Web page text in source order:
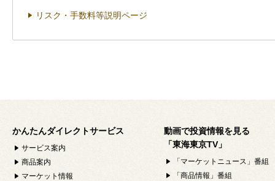
リスク・手数料等説明ページ
かんたんダイレクトサービス
サービス案内
商品案内
マーケット情報
動画で投資情報を見る
「東海東京TV」
「マーケットニュース」番組
「商品情報」番組